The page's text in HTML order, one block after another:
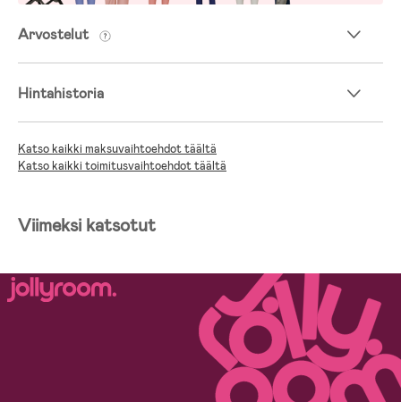
Arvostelut
Hintahistoria
Katso kaikki maksuvaihtoehdot täältä
Katso kaikki toimitusvaihtoehdot täältä
Viimeksi katsotut